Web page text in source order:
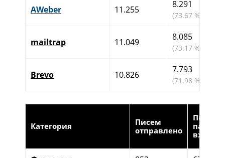
AWeber 11.255 8.291
(73.67 %)
mailtrap 11.049 8.085
(73.17 %)
Brevo 10.826 7.793
(71.98 %)
Категория
Писем
отправлено
Писем
папке